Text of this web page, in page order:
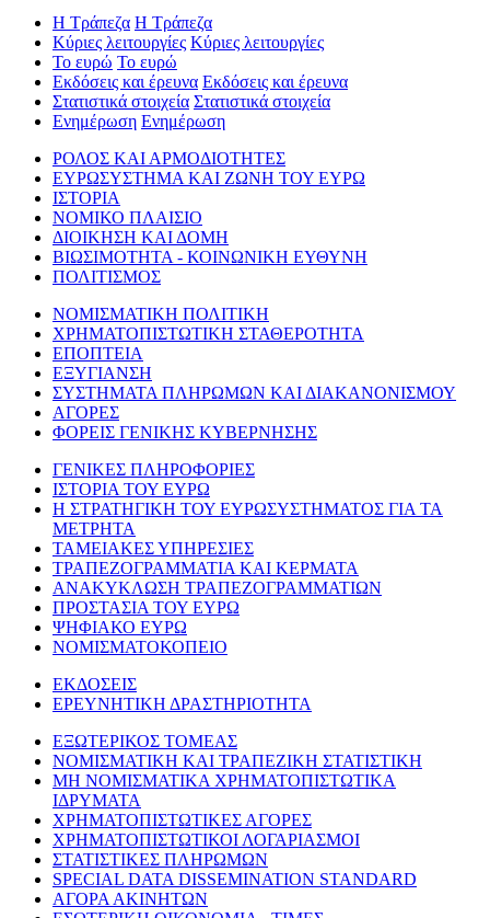
Η Τράπεζα Η Τράπεζα
Κύριες λειτουργίες Κύριες λειτουργίες
Το ευρώ Το ευρώ
Εκδόσεις και έρευνα Εκδόσεις και έρευνα
Στατιστικά στοιχεία Στατιστικά στοιχεία
Ενημέρωση Ενημέρωση
ΡΟΛΟΣ ΚΑΙ ΑΡΜΟΔΙΟΤΗΤΕΣ
ΕΥΡΩΣΥΣΤΗΜΑ ΚΑΙ ΖΩΝΗ ΤΟΥ ΕΥΡΩ
ΙΣΤΟΡΙΑ
ΝΟΜΙΚΟ ΠΛΑΙΣΙΟ
ΔΙΟΙΚΗΣΗ ΚΑΙ ΔΟΜΗ
ΒΙΩΣΙΜΟΤΗΤΑ - ΚΟΙΝΩΝΙΚΗ ΕΥΘΥΝΗ
ΠΟΛΙΤΙΣΜΟΣ
ΝΟΜΙΣΜΑΤΙΚΗ ΠΟΛΙΤΙΚΗ
ΧΡΗΜΑΤΟΠΙΣΤΩΤΙΚΗ ΣΤΑΘΕΡΟΤΗΤΑ
ΕΠΟΠΤΕΙΑ
ΕΞΥΓΙΑΝΣΗ
ΣΥΣΤΗΜΑΤΑ ΠΛΗΡΩΜΩΝ ΚΑΙ ΔΙΑΚΑΝΟΝΙΣΜΟΥ
ΑΓΟΡΕΣ
ΦΟΡΕΙΣ ΓΕΝΙΚΗΣ ΚΥΒΕΡΝΗΣΗΣ
ΓΕΝΙΚΕΣ ΠΛΗΡΟΦΟΡΙΕΣ
ΙΣΤΟΡΙΑ ΤΟΥ ΕΥΡΩ
Η ΣΤΡΑΤΗΓΙΚΗ ΤΟΥ ΕΥΡΩΣΥΣΤΗΜΑΤΟΣ ΓΙΑ ΤΑ
ΜΕΤΡΗΤΑ
ΤΑΜΕΙΑΚΕΣ ΥΠΗΡΕΣΙΕΣ
ΤΡΑΠΕΖΟΓΡΑΜΜΑΤΙΑ ΚΑΙ ΚΕΡΜΑΤΑ
ΑΝΑΚΥΚΛΩΣΗ ΤΡΑΠΕΖΟΓΡΑΜΜΑΤΙΩΝ
ΠΡΟΣΤΑΣΙΑ ΤΟΥ ΕΥΡΩ
ΨΗΦΙΑΚΟ ΕΥΡΩ
ΝΟΜΙΣΜΑΤΟΚΟΠΕΙΟ
ΕΚΔΟΣΕΙΣ
ΕΡΕΥΝΗΤΙΚΗ ΔΡΑΣΤΗΡΙΟΤΗΤΑ
ΕΞΩΤΕΡΙΚΟΣ ΤΟΜΕΑΣ
ΝΟΜΙΣΜΑΤΙΚΗ ΚΑΙ ΤΡΑΠΕΖΙΚΗ ΣΤΑΤΙΣΤΙΚΗ
ΜΗ ΝΟΜΙΣΜΑΤΙΚΑ ΧΡΗΜΑΤΟΠΙΣΤΩΤΙΚΑ
ΙΔΡΥΜΑΤΑ
ΧΡΗΜΑΤΟΠΙΣΤΩΤΙΚΕΣ ΑΓΟΡΕΣ
ΧΡΗΜΑΤΟΠΙΣΤΩΤΙΚΟΙ ΛΟΓΑΡΙΑΣΜΟΙ
ΣΤΑΤΙΣΤΙΚΕΣ ΠΛΗΡΩΜΩΝ
SPECIAL DATA DISSEMINATION STANDARD
ΑΓΟΡΑ ΑΚΙΝΗΤΩΝ